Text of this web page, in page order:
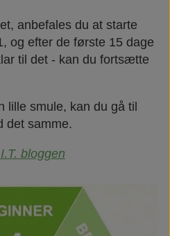
anbefales du at starte
og efter de første 15 dage
til det - kan du fortsætte
lille smule, kan du gå til
det samme.
bloggen